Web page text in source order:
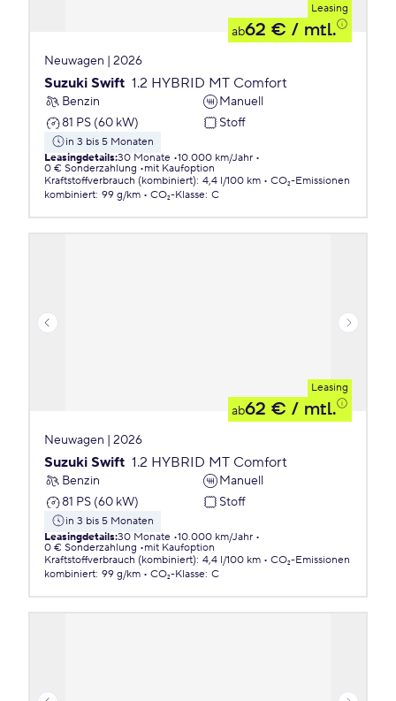
Leasing
ab62 € / mtl.
Neuwagen | 2026
Suzuki Swift 1.2 HYBRID MT Comfort
Benzin
Manuell
81 PS (60 kW)
Stoff
in 3 bis 5 Monaten
Leasingdetails:30 Monate 10.000 km/Jahr
0 € Sonderzahlung
mit Kaufoption
Kraftstoffverbrauch (kombiniert): 4,4 l/100 km
CO₂-Emissionen
kombiniert: 99 g/km CO₂-Klasse: C
Leasing
ab62 € / mtl.
Neuwagen | 2026
Suzuki Swift 1.2 HYBRID MT Comfort
Benzin
Manuell
81 PS (60 kW)
Stoff
in 3 bis 5 Monaten
Leasingdetails:30 Monate 10.000 km/Jahr
0 € Sonderzahlung
mit Kaufoption
Kraftstoffverbrauch (kombiniert): 4,4 l/100 km
CO₂-Emissionen
kombiniert: 99 g/km CO₂-Klasse: C